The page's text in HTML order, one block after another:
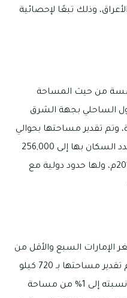
وذلك تبعًا لإحصائية
من حيث المساحة
الساحلي بجهة الشرق
وتم تقدير مساحتها بحوالي
1,450 كيلو متر مربع، ويصل عدد السكان بها إلى 256,000
نسمة تقريبًا تبعًا لإحصائية 2019م، ولها حدود دولية مع
الإمارات السبع والأقل من
حيث الكثافة السكانية، وقد تم تقدير مساحتها بـ 720 كيلو
متر مربع تقريبًا، وهو ما تصل نسبته إلى 1% من مساحة